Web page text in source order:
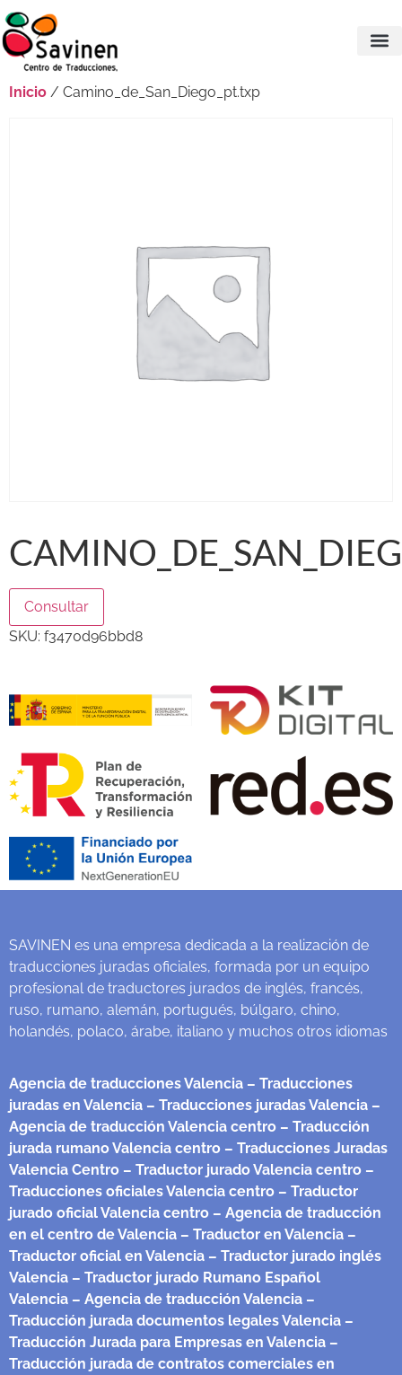
Inicio / Camino_de_San_Diego_pt.txp
Consultar
SKU: f3470d96bbd8
SAVINEN es una empresa dedicada a la realización de
traducciones juradas oficiales, formada por un equipo
profesional de traductores jurados de inglés, francés,
ruso, rumano, alemán, portugués, búlgaro, chino,
holandés, polaco, árabe, italiano y muchos otros idiomas
Agencia de traducciones Valencia – Traducciones
juradas en Valencia – Traducciones juradas Valencia –
Agencia de traducción Valencia centro – Traducción
jurada rumano Valencia centro – Traducciones Juradas
Valencia Centro – Traductor jurado Valencia centro –
Traducciones oficiales Valencia centro – Traductor
jurado oficial Valencia centro – Agencia de traducción
en el centro de Valencia – Traductor en Valencia –
Traductor oficial en Valencia – Traductor jurado inglés
Valencia – Traductor jurado Rumano Español
Valencia – Agencia de traducción Valencia –
Traducción jurada documentos legales Valencia –
Traducción Jurada para Empresas en Valencia –
Traducción jurada de contratos comerciales en